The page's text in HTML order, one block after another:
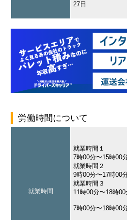
27日
労働時間について
就業時間
就業時間１
7時00分〜15時00
就業時間２
9時00分〜17時00
就業時間３
11時00分〜18時00
7時00分〜18時00